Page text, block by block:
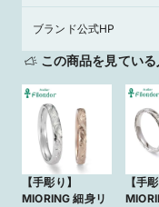
ブランド公式HP
この商品を見てい
【手彫り】
MIORING 細身リ
【手